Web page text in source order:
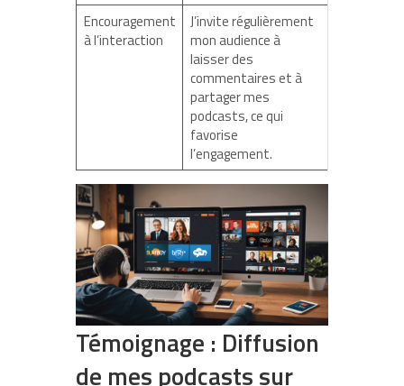
Encouragement
à l’interaction
J’invite régulièrement
mon audience à
laisser des
commentaires et à
partager mes
podcasts, ce qui
favorise
l’engagement.
Témoignage : Diffusion
de mes podcasts sur